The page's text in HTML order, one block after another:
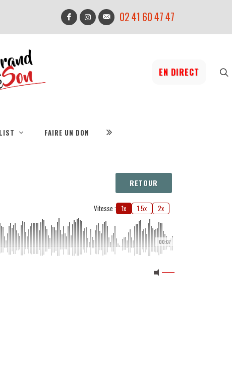
02 41 60 47 47
EN DIRECT
FAIRE UN DON
RETOUR
Vitesse : 1x 1.5x 2x
00:07